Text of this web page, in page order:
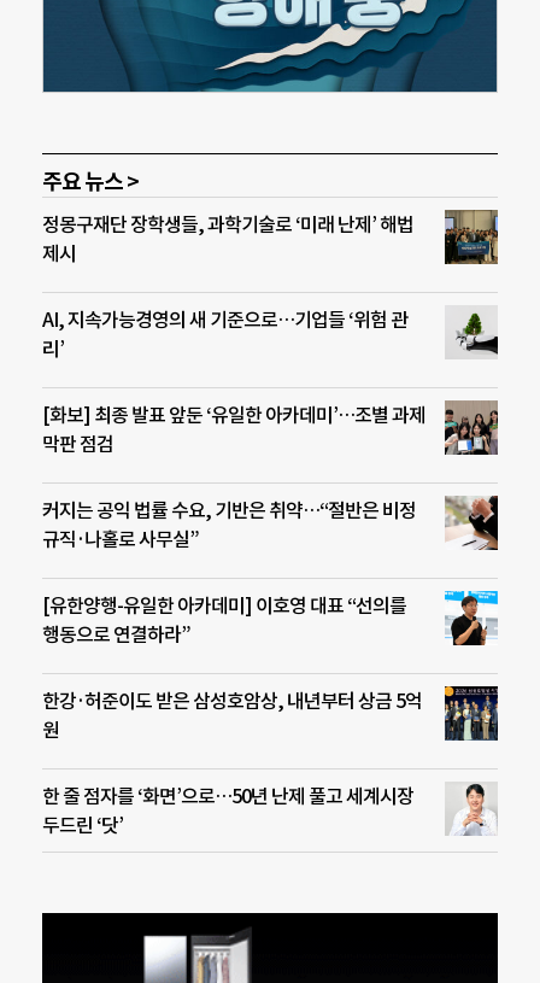
주요 뉴스 >
정몽구재단 장학생들, 과학기술로 ‘미래 난제’ 해법
제시
AI, 지속가능경영의 새 기준으로…기업들 ‘위험 관
리’
[화보] 최종 발표 앞둔 ‘유일한 아카데미’…조별 과제
막판 점검
커지는 공익 법률 수요, 기반은 취약…“절반은 비정
규직·나홀로 사무실”
[유한양행-유일한 아카데미] 이호영 대표 “선의를
행동으로 연결하라”
한강·허준이도 받은 삼성호암상, 내년부터 상금 5억
원
한 줄 점자를 ‘화면’으로…50년 난제 풀고 세계시장
두드린 ‘닷’